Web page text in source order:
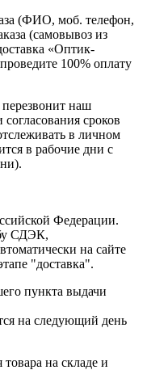
(ФИО, моб. телефон,
(самовывоз из
«Оптик-
100% оплату
наш
сроков
в личном
в рабочие дни с
Федерации.
СДЭК,
на сайте
"доставка".
пункта выдачи
на следующий день
на складе и